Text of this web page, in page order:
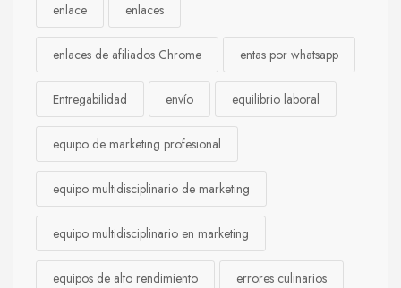
enlace enlaces
enlaces de afiliados Chrome entas por whatsapp
Entregabilidad envío equilibrio laboral
equipo de marketing profesional
equipo multidisciplinario de marketing
equipo multidisciplinario en marketing
equipos de alto rendimiento errores culinarios